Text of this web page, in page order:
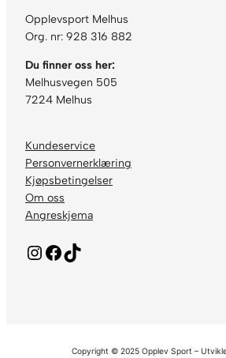
Opplevsport Melhus
Org. nr: 928 316 882
Du finner oss her:
Melhusvegen 505
7224 Melhus
Kundeservice
Personvernerklæring
Kjøpsbetingelser
Om oss
Angreskjema
Instagram Facebook TikTok
Copyright © 2025 Opplev Sport –